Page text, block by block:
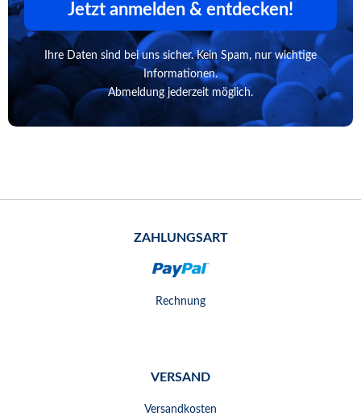
Jetzt anmelden & entdecken!
Ihre Daten sind bei uns sicher. Kein Spam, nur wichtige
Informationen.
Abmeldung jederzeit möglich.
ZAHLUNGSART
Rechnung
VERSAND
Versandkosten